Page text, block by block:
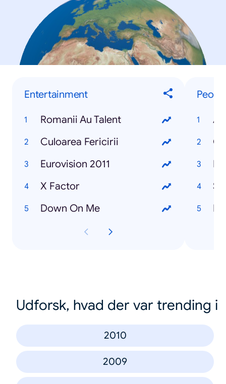
Entertainment
Romanii Au Talent
Culoarea Fericirii
Eurovision 2011
X Factor
Down On Me
Udforsk, hvad der var trending i
2010
2009